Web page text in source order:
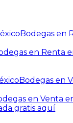
Bodegas en
en Renta
Bodegas en
en Venta
gratis aquí